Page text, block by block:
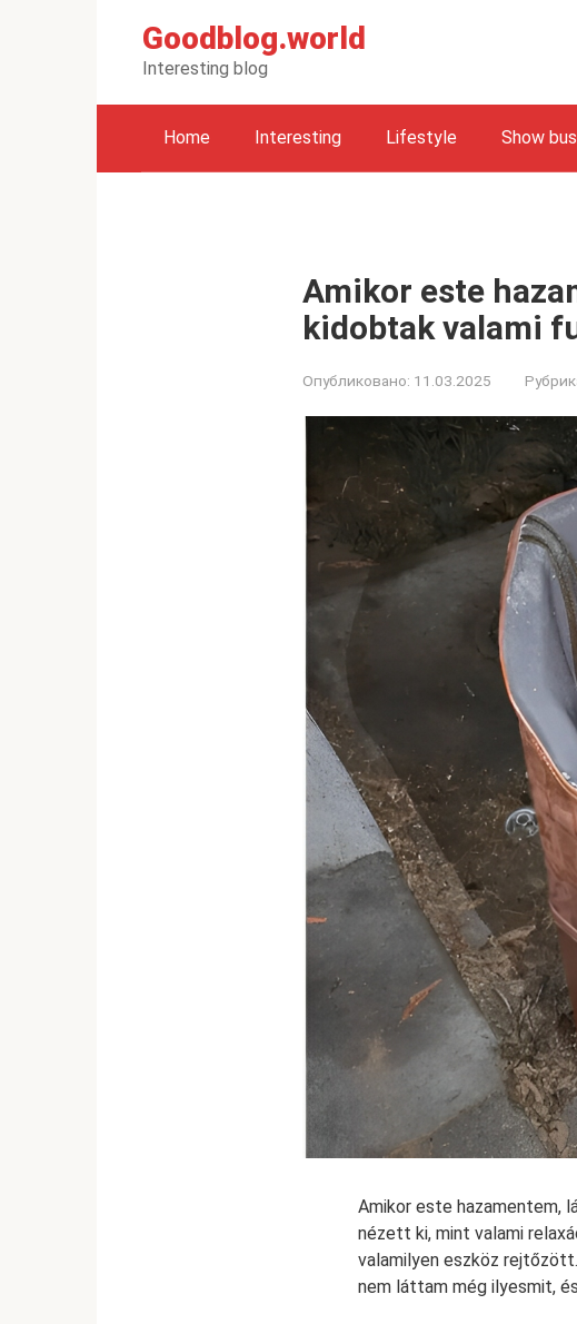
Goodblog.world
Interesting blog
Home Interesting Lifestyle Show
Amikor este
kidobtak valami
Опубликовано: 11.03.2025
Amikor este hazamentem,
nézett ki, mint valami
valamilyen eszköz
nem láttam még ilyesmit,